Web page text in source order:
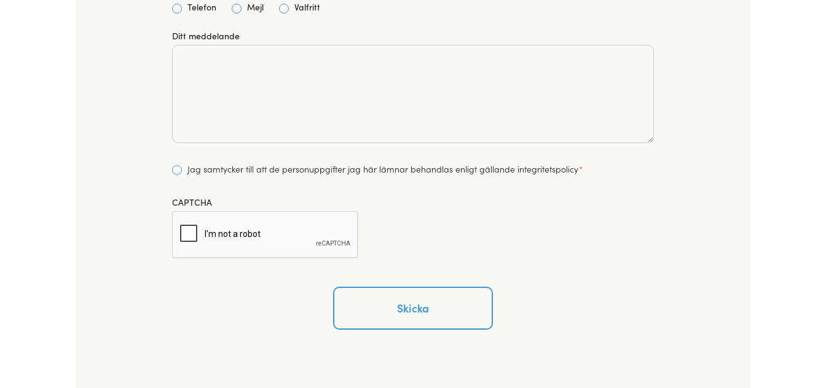
Telefon Mejl Valfritt
Ditt meddelande
Consent
*
Jag samtycker till att de personuppgifter jag här lämnar behandlas enligt gällande integritetspolicy*
CAPTCHA